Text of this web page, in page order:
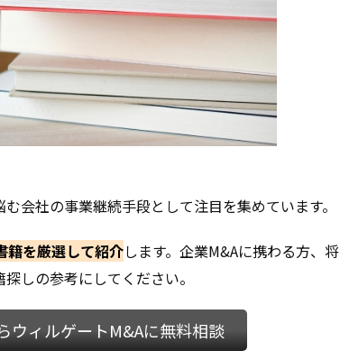
会社の事業継続手段として注目を集めています。
籍を厳選して紹介します。企業M&Aに携わる方、将
しの参考にしてください。
ウィルゲートM&Aに無料相談